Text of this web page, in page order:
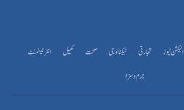
الیکشن نیوز تجارتی ٹیکنالوجی صحت کھیل
انٹرٹینمنٹ
جرم و سزا